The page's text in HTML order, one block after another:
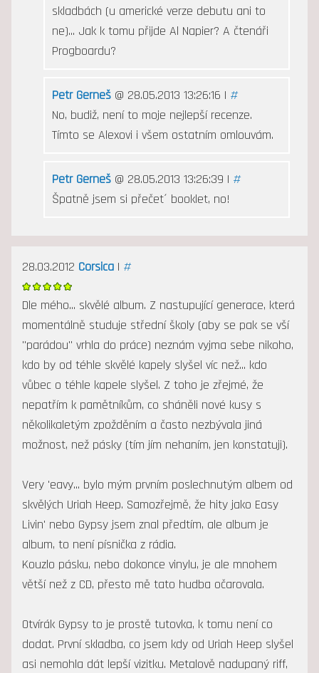
skladbách (u americké verze debutu ani to
ne)... Jak k tomu přijde Al Napier? A čtenáři
Progboardu?
Petr Gerneš@ 28.05.2013 13:26:16 | #
No, budiž, není to moje nejlepší recenze.
Tímto se Alexovi i všem ostatním omlouvám.
Petr Gerneš@ 28.05.2013 13:26:39 | #
Špatně jsem si přečet´ booklet, no!
28.03.2012 Corsica| #
Dle mého... skvělé album. Z nastupující generace, která
momentálně studuje střední školy (aby se pak se vší
"parádou" vrhla do práce) neznám vyjma sebe nikoho,
kdo by od téhle skvělé kapely slyšel víc než... kdo
vůbec o téhle kapele slyšel. Z toho je zřejmé, že
nepatřím k pamětníkům, co sháněli nové kusy s
několikaletým zpožděním a často nezbývala jiná
možnost, než pásky (tím jím nehaním, jen konstatuji).
Very 'eavy... bylo mým prvním poslechnutým albem od
skvělých Uriah Heep. Samozřejmě, že hity jako Easy
Livin' nebo Gypsy jsem znal předtím, ale album je
album, to není písnička z rádia.
Kouzlo pásku, nebo dokonce vinylu, je ale mnohem
větší než z CD, přesto mě tato hudba očarovala.
Otvírák Gypsy to je prostě tutovka, k tomu není co
dodat. První skladba, co jsem kdy od Uriah Heep slyšel
asi nemohla dát lepší vizitku. Metalově nadupaný riff,